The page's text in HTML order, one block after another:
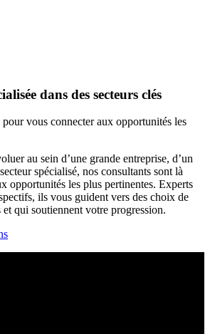
dans des secteurs clés
pour vous connecter aux opportunités les
au sein d’une grande entreprise, d’un
spécialisé, nos consultants sont là
opportunités les plus pertinentes. Experts
ils vous guident vers des choix de
qui soutiennent votre progression.